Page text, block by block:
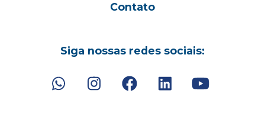
Contato
Siga nossas redes sociais: